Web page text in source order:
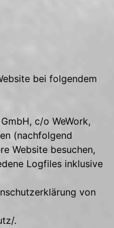
bei folgendem
c/o WeWork,
(nachfolgend
Website besuchen,
Logfiles inklusive
von
.